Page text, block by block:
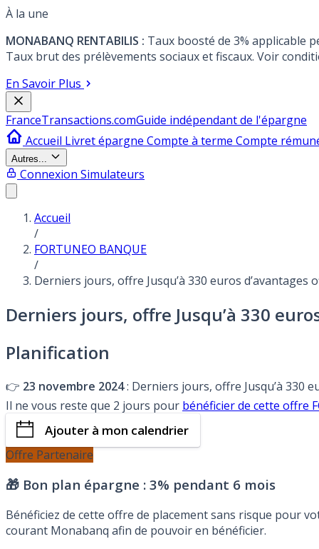
À la une
MONABANQ RENTABILIS : Taux boosté de 3% applicable
Taux brut des prélèvements sociaux et fiscaux. Voir
En Savoir Plus
FranceTransactions.comGuide indépendant de l'épargne
Accueil Livret épargne Compte à terme Compte
Autres...
Connexion Simulateurs
Accueil
/
FORTUNEO BANQUE
/
Derniers jours, offre Jusqu’à 330 euros
Derniers jours, offre Jusqu’à 330
Planification
👉 23 novembre 2024: Derniers jours, offre Jusqu’à 330
Il ne vous reste que 2 jours pour bénéficier de cette offre
Ajouter à mon calendrier
Offre Partenaire
🎁 Bon plan épargne : 3% pendant 6 mois
Bénéficiez de cette offre de placement sans risque pour
courant Monabanq afin de pouvoir en bénéficier.